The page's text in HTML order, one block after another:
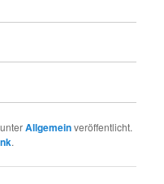
unterAllgemeinveröffentlicht.
.